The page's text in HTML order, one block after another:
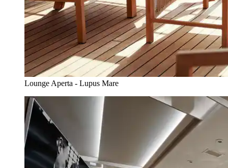
Lounge Aperta - Lupus Mare